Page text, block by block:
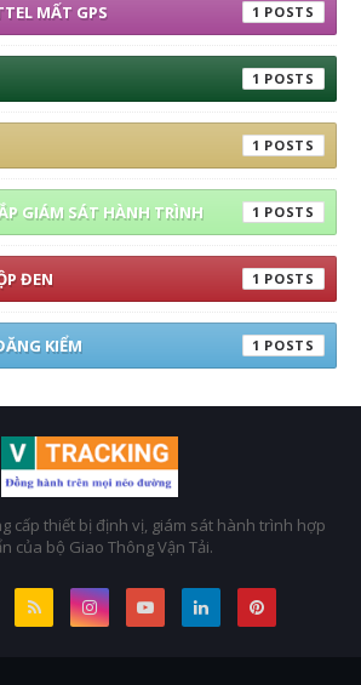
MẤT GPS 1
1
1
GIÁM SÁT HÀNH TRÌNH 1
ĐEN 1
KIỂM 1
cấp thiết bị định vị, giám sát hành trình hợp
của bộ Giao Thông Vận Tải.